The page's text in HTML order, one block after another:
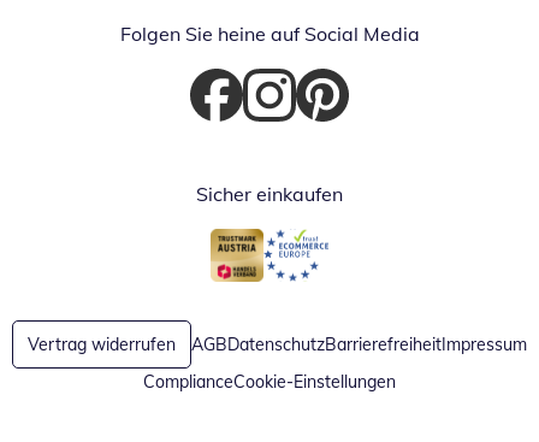
Folgen Sie heine auf Social Media
Öffnet in neuem Fenster
Öffnet in neuem Fenster
Öffnet in neuem Fenster
Sicher einkaufen
Öffnet in neuem Fenster
Öffnet in neuem Fenster
Vertrag widerrufen AGBDatenschutzBarrierefreiheitImpressum
ComplianceCookie-Einstellungen